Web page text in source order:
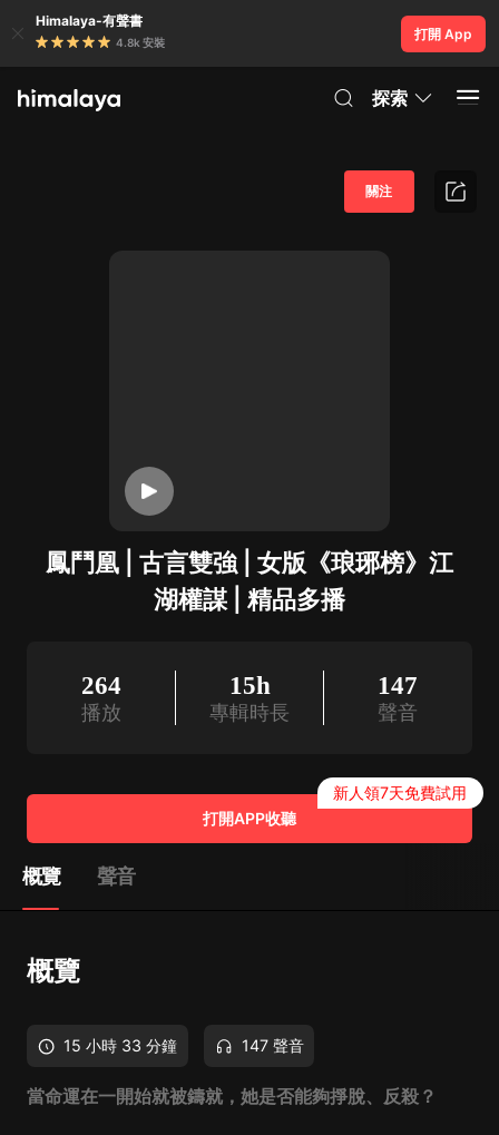
Himalaya-有聲書
4.8k 安裝
打開 App
探索
鳳鬥凰 | 古言雙強 | 女版《琅琊榜》江
湖權謀 | 精品多播
關注
264
播放
15h
專輯時長
147
聲音
打開APP收聽
新人領7天免費試用
概覽 聲音
概覽
15 小時 33 分鐘 147 聲音
當命運在一開始就被鑄就，她是否能夠掙脫、反殺？